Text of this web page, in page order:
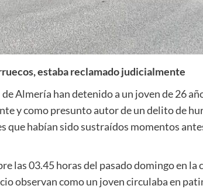
estaba reclamado judicialmente
Almería han detenido a un joven de 26
y como presunto autor de un delito de
que habían sido sustraídos momentos
las 03.45 horas del pasado domingo en la
observan como un joven circulaba en